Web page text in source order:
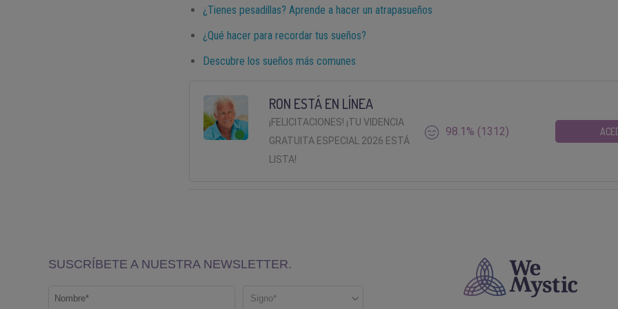
¿Tienes pesadillas? Aprende a hacer un atrapasueños
¿Qué hacer para recordar tus sueños?
Descubre los sueños más comunes
RON ESTÁ EN LÍNEA
¡FELICITACIONES! ¡TU VIDENCIA
GRATUITA ESPECIAL 2026 ESTÁ
LISTA!
98.1% (1312)